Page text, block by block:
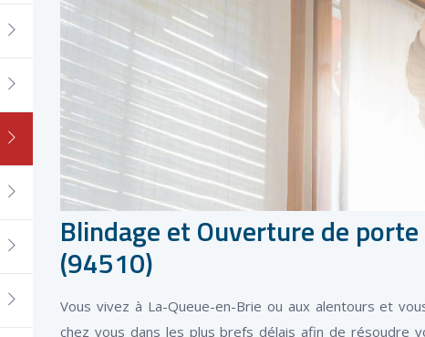
Blindage et Ouverture de
(94510)
Vous vivez à La-Queue-en-Brie ou aux alentours et
chez vous dans les plus brefs délais afin de résoudre